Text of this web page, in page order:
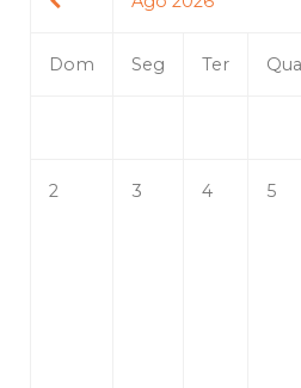
Dom Seg Ter Qua
2 3 4 5